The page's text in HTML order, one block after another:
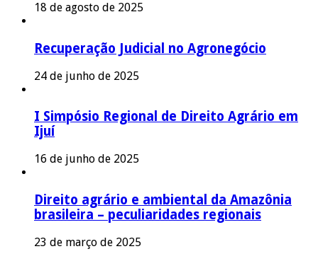
18 de agosto de 2025
Recuperação Judicial no Agronegócio
24 de junho de 2025
I Simpósio Regional de Direito Agrário em
Ijuí
16 de junho de 2025
Direito agrário e ambiental da Amazônia
brasileira – peculiaridades regionais
23 de março de 2025